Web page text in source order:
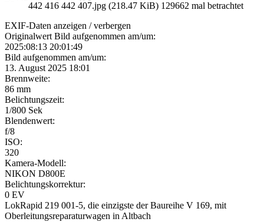
442 416 442 407.jpg (218.47 KiB) 129662 mal betrachtet
EXIF-Daten anzeigen / verbergen
Originalwert Bild aufgenommen am/um:
2025:08:13 20:01:49
Bild aufgenommen am/um:
13. August 2025 18:01
Brennweite:
86 mm
Belichtungszeit:
1/800 Sek
Blendenwert:
f/8
ISO:
320
Kamera-Modell:
NIKON D800E
Belichtungskorrektur:
0 EV
LokRapid 219 001-5, die einzigste der Baureihe V 169, mit
Oberleitungsreparaturwagen in Altbach